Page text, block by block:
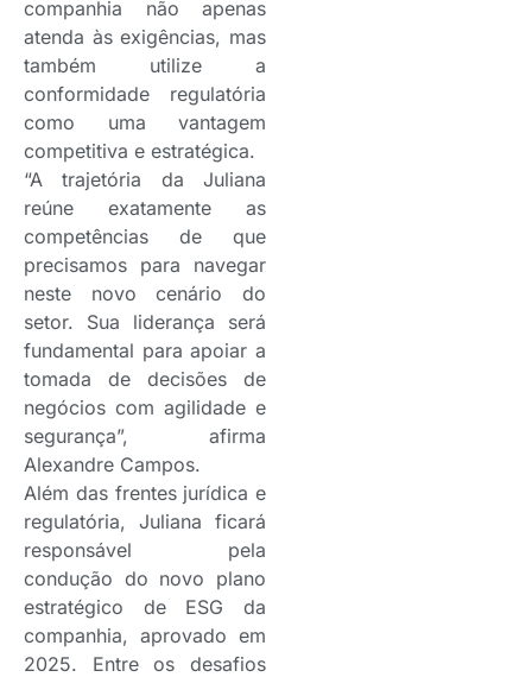
companhia não apenas
atenda às exigências, mas
também utilize a
conformidade regulatória
como uma vantagem
competitiva e estratégica.
“A trajetória da Juliana
reúne exatamente as
competências de que
precisamos para navegar
neste novo cenário do
setor. Sua liderança será
fundamental para apoiar a
tomada de decisões de
negócios com agilidade e
segurança”, afirma
Alexandre Campos.
Além das frentes jurídica e
regulatória, Juliana ficará
responsável pela
condução do novo plano
estratégico de ESG da
companhia, aprovado em
2025. Entre os desafios